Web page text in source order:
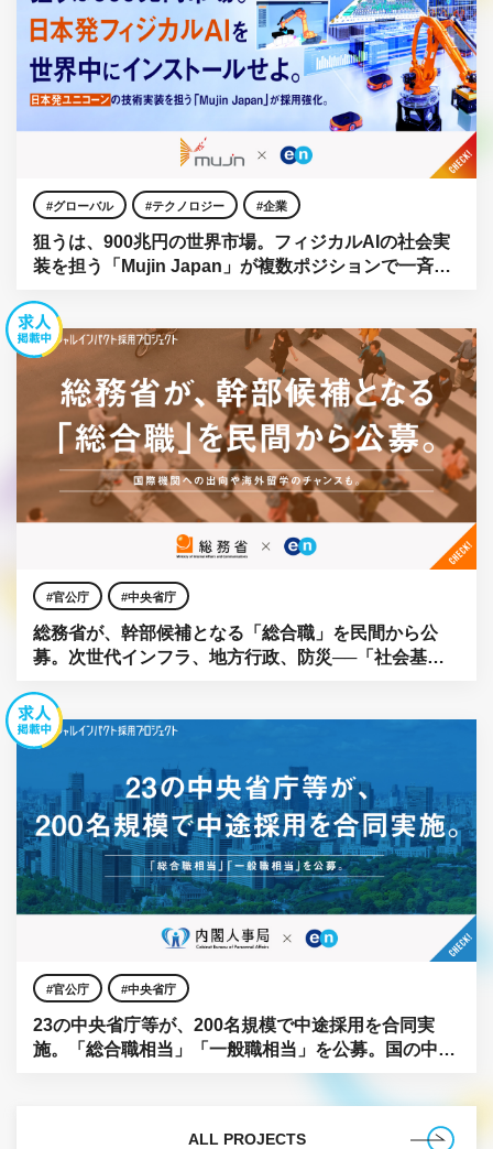
グローバル テクノロジー 企業
狙うは、900兆円の世界市場。フィジカルAIの社会実
装を担う「Mujin Japan」が複数ポジションで一斉公
官公庁 中央省庁
総務省が、幹部候補となる「総合職」を民間から公
募。次世代インフラ、地方行政、防災──「社会基
官公庁 中央省庁
23の中央省庁等が、200名規模で中途採用を合同実
施。「総合職相当」「一般職相当」を公募。国の中枢
ALL PROJECTS